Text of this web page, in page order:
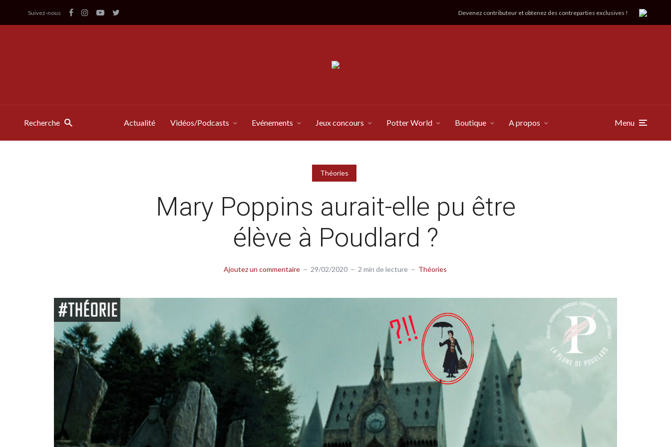
Suivez-nous Devenez contributeur et obtenez des contreparties exclusives !
Recherche Actualité Vidéos/Podcasts Evénements Jeux concours Potter World Boutique A propos Menu
Théories
Mary Poppins aurait-elle pu être
élève à Poudlard ?
Ajoutez un commentaire 29/02/2020 2 min de lecture Théories